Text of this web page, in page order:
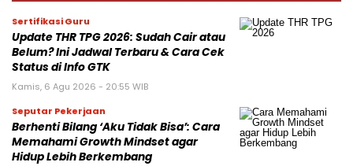
Sertifikasi Guru
Update THR TPG 2026: Sudah Cair atau
Belum? Ini Jadwal Terbaru & Cara Cek
Status di Info GTK
Kamis, 6 Agu 2026 - 20:55 WIB
Seputar Pekerjaan
Berhenti Bilang ‘Aku Tidak Bisa’: Cara
Memahami Growth Mindset agar
Hidup Lebih Berkembang